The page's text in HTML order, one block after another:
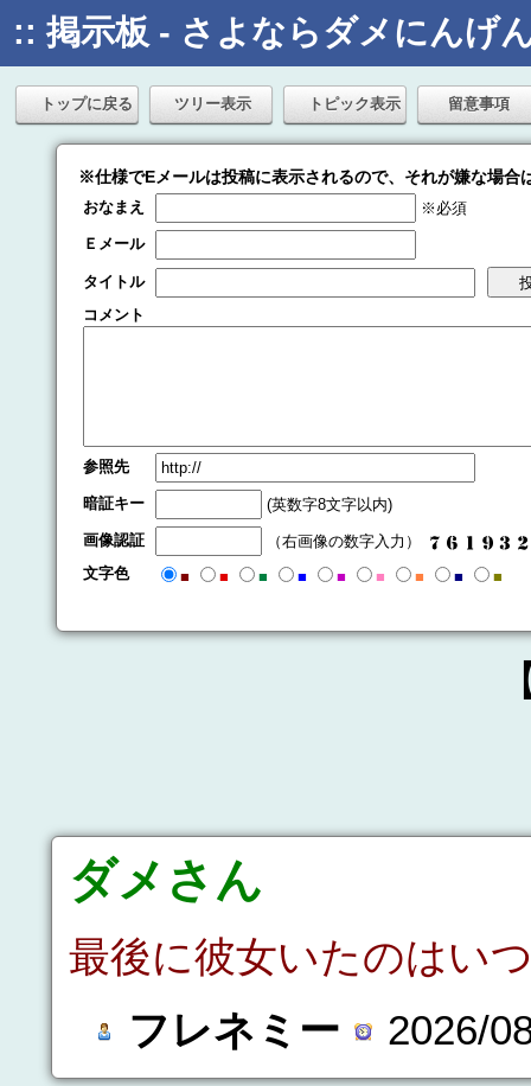
:: 掲示板 - さよならダメにんげ
トップに戻る ツリー表示 トピック表示 留意事項
※仕様でEメールは投稿に表示されるので、それが嫌な場合
おなまえ
※必須
Ｅメール
タイトル
コメント
参照先
暗証キー
(英数字8文字以内)
画像認証
（右画像の数字入力）
文字色
■ ■ ■ ■ ■ ■ ■ ■ ■
ダメさん
最後に彼女いたのはい
フレネミー
2026/